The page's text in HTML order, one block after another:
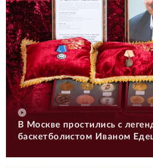
В Москве простились с
баскетболистом Иваном